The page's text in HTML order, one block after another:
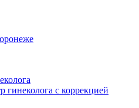
гинеколога с коррекцией